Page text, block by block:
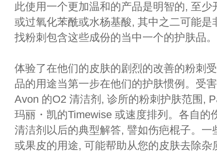
此使用一个更加温和的产品是明智的, 至
或过氧化苯酰或水杨基酸, 其中之二可能
找粉刺包含这些成份的当中一个的护肤品。
体验了在他们的皮肤的剧烈的改善的粉刺
品的用途当第一步在他们的护肤惯例。受
Avon 的O2 清洁剂, 诊所的粉刺护肤范围,
玛丽・凯的Timewise 或速度排列。各自的
清洁剂以后的典型解答, 譬如伤疤棍子。
或果皮的用途, 可能帮助从您的皮肤去除杂